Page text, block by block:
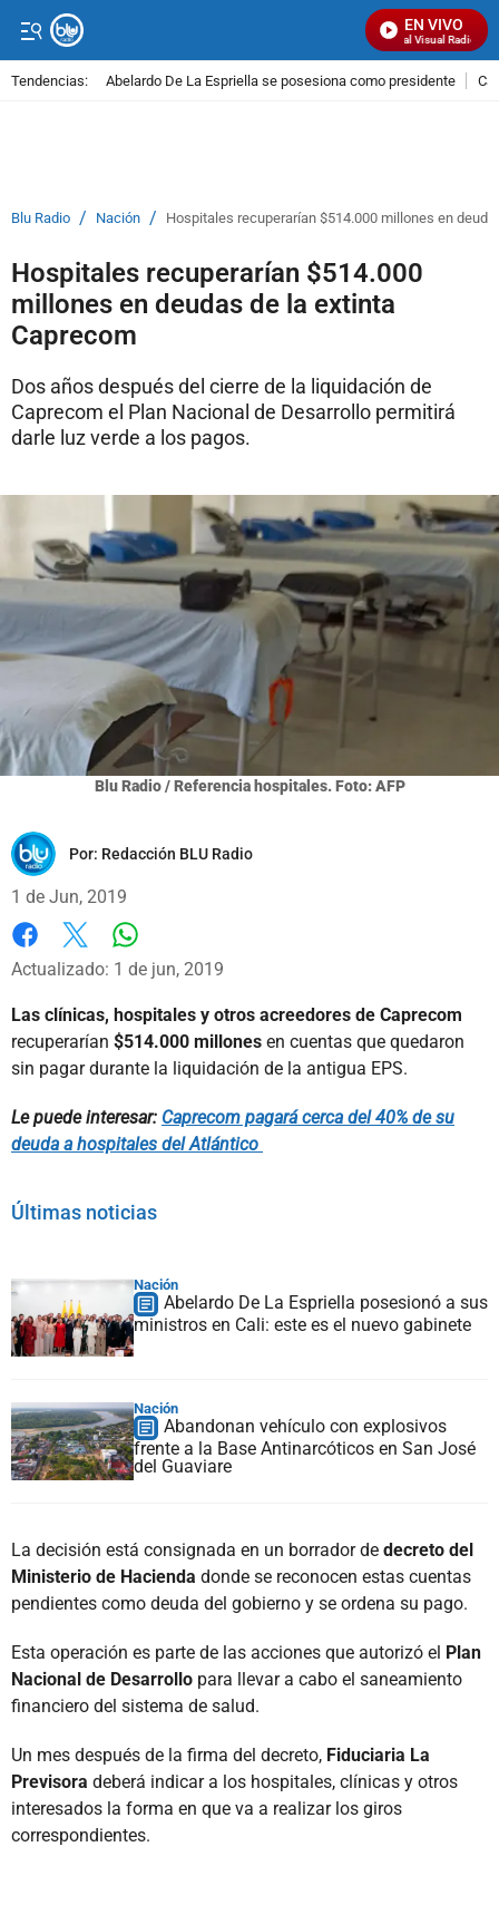
EN VIVO
Señal Visual Radio
Tendencias: Abelardo De La Espriella se posesiona como presidente
Blu Radio / Nación / Hospitales recuperarían $514.000 millones en
Hospitales recuperarían $514.000
millones en deudas de la extinta
Caprecom
Dos años después del cierre de la liquidación de
Caprecom el Plan Nacional de Desarrollo permitirá
darle luz verde a los pagos.
Blu Radio / Referencia hospitales. Foto: AFP
Por: Redacción BLU Radio
1 de Jun, 2019
Facebook
X
Actualizado: 1 de jun, 2019
Las clínicas, hospitales y otros acreedores de Caprecom
recuperarían $514.000 millones en cuentas que quedaron
sin pagar durante la liquidación de la antigua EPS.
Le puede interesar: Caprecom pagará cerca del 40% de su
deuda a hospitales del Atlántico
Últimas noticias
Nación
Abelardo De La Espriella posesionó a sus
ministros en Cali: este es el nuevo gabinete
Nación
Abandonan vehículo con explosivos
frente a la Base Antinarcóticos en San José
del Guaviare
La decisión está consignada en un borrador de decreto del
Ministerio de Hacienda donde se reconocen estas cuentas
pendientes como deuda del gobierno y se ordena su pago.
Esta operación es parte de las acciones que autorizó el Plan
Nacional de Desarrollo para llevar a cabo el saneamiento
financiero del sistema de salud.
Un mes después de la firma del decreto, Fiduciaria La
Previsora deberá indicar a los hospitales, clínicas y otros
interesados la forma en que va a realizar los giros
correspondientes.